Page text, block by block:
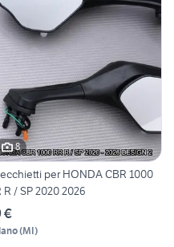
8
per HONDA CBR 1000
R / SP 2020 2026
€
(MI)